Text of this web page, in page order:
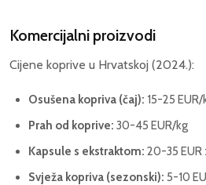
Komercijalni proizvodi
Cijene koprive u Hrvatskoj (2024.):
Osušena kopriva (čaj): 15-25 EUR/
Prah od koprive: 30-45 EUR/kg
Kapsule s ekstraktom: 20-35
Svježa kopriva (sezonski): 5-10